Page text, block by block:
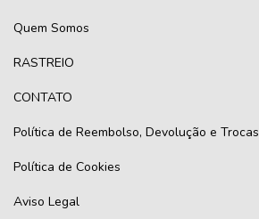
Quem Somos
RASTREIO
CONTATO
Política de Reembolso, Devolução e Trocas
Política de Cookies
Aviso Legal